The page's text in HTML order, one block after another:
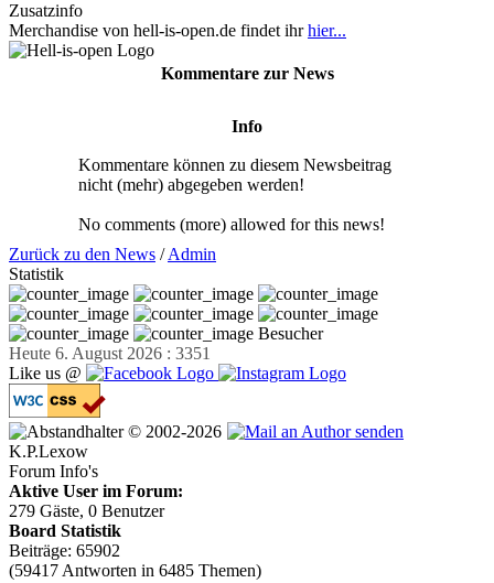
Zusatzinfo
Merchandise von hell-is-open.de findet ihrhier...
Kommentare zur News
Info
Kommentare können zu diesem Newsbeitrag
nicht (mehr) abgegeben werden!
No comments (more) allowed for this news!
Zurück zu den News /Admin
Statistik
Besucher
Heute 6. August 2026 : 3351
Like us @
© 2002-2026
K.P.Lexow
Forum Info's
Aktive User im Forum:
279 Gäste, 0 Benutzer
Board Statistik
Beiträge: 65902
(59417 Antworten in 6485 Themen)